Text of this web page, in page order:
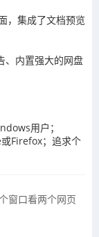
，集成了文档预览
、内置强大的网盘
用户；
Firefox；追求个
窗口看两个网页